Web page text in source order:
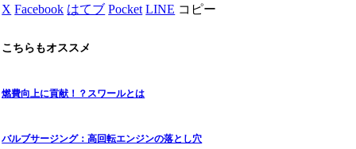
X Facebook はてブ Pocket LINE コピー
こちらもオススメ
燃費向上に貢献！？スワールとは
バルブサージング：高回転エンジンの落とし穴